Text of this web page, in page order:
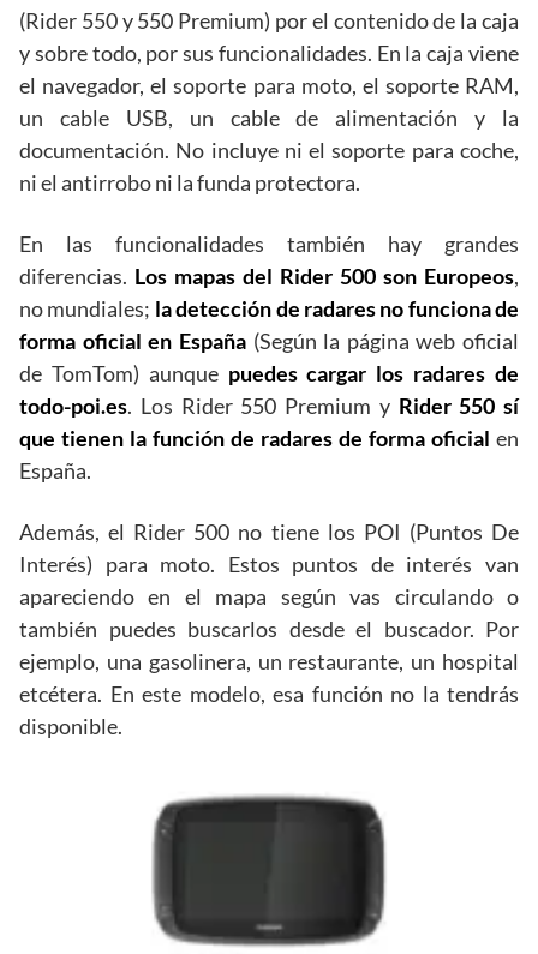
(Rider 550 y 550 Premium) por el contenido de la caja
y sobre todo, por sus funcionalidades. En la caja viene
el navegador, el soporte para moto, el soporte RAM,
un cable USB, un cable de alimentación y la
documentación. No incluye ni el soporte para coche,
ni el antirrobo ni la funda protectora.
En las funcionalidades también hay grandes
diferencias. Los mapas del Rider 500 son Europeos,
no mundiales; la detección de radares no funciona de
forma oficial en España(Según la página web oficial
de TomTom) aunque puedes cargar los radares de
todo-poi.es. Los Rider 550 Premium y Rider 550 sí
que tienen la función de radares de forma oficial en
España.
Además, el Rider 500 no tiene los POI (Puntos De
Interés) para moto. Estos puntos de interés van
apareciendo en el mapa según vas circulando o
también puedes buscarlos desde el buscador. Por
ejemplo, una gasolinera, un restaurante, un hospital
etcétera. En este modelo, esa función no la tendrás
disponible.